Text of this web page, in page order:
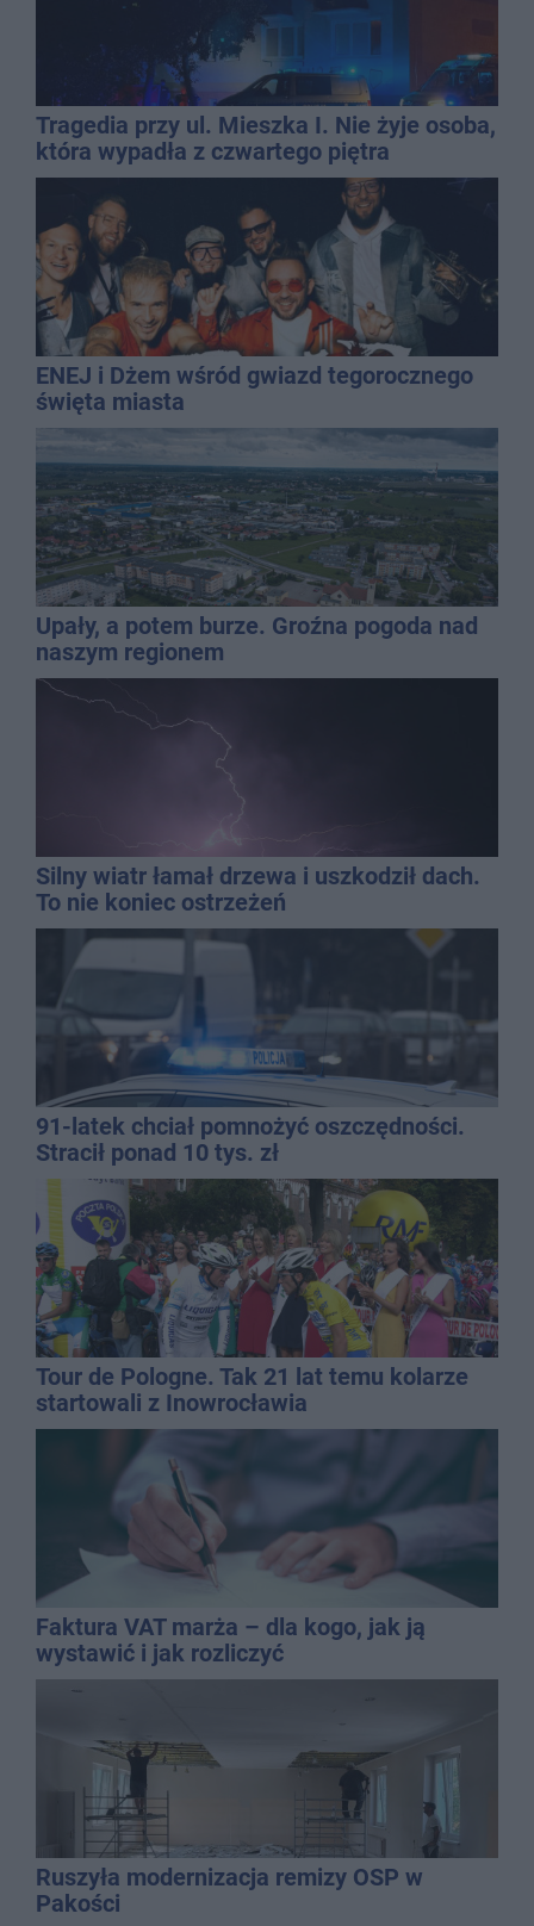
Tragedia przy ul. Mieszka I. Nie żyje osoba,
która wypadła z czwartego piętra
ENEJ i Dżem wśród gwiazd tegorocznego
święta miasta
Upały, a potem burze. Groźna pogoda nad
naszym regionem
Silny wiatr łamał drzewa i uszkodził dach.
To nie koniec ostrzeżeń
91-latek chciał pomnożyć oszczędności.
Stracił ponad 10 tys. zł
Tour de Pologne. Tak 21 lat temu kolarze
startowali z Inowrocławia
Faktura VAT marża – dla kogo, jak ją
wystawić i jak rozliczyć
Ruszyła modernizacja remizy OSP w
Pakości